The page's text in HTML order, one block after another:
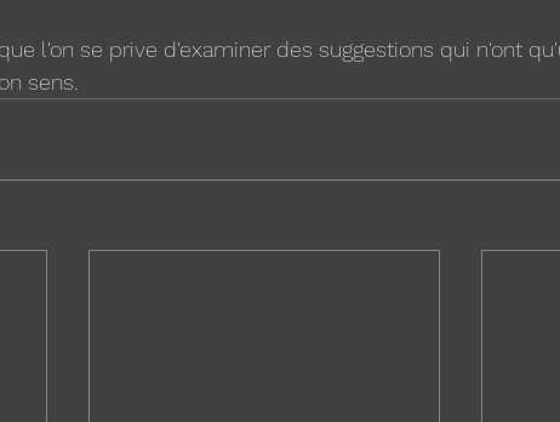
l'on se prive d'examiner des suggestions qui n'ont
sens.